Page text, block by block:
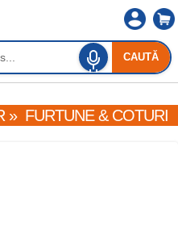
CAUTĂ
» FURTUNE & COTURI